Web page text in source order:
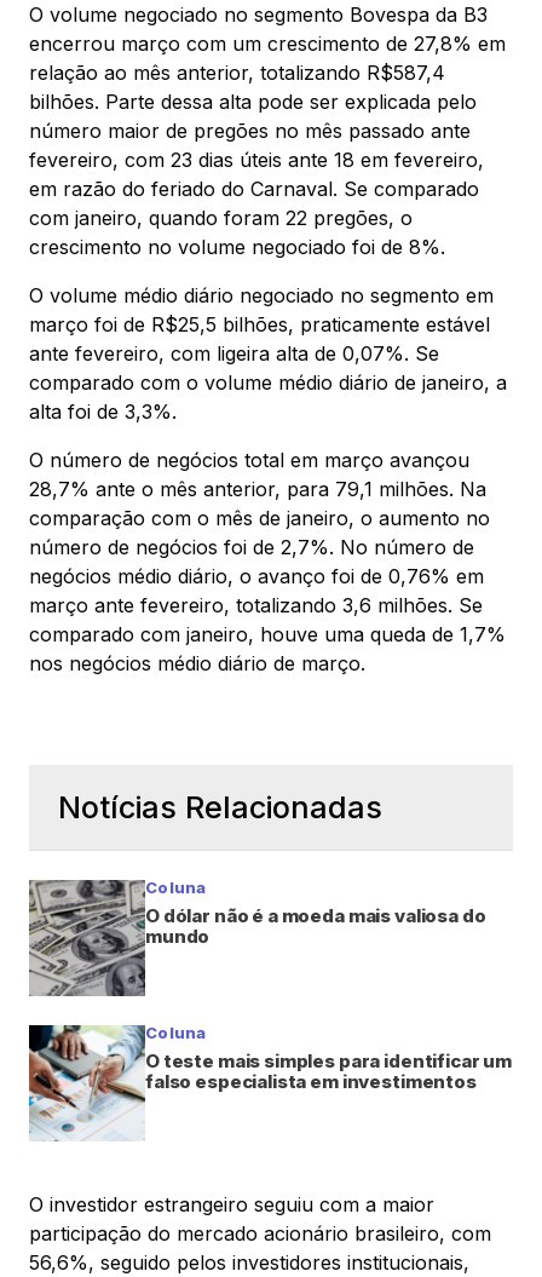
O volume negociado no segmento Bovespa da B3
encerrou março com um crescimento de 27,8% em
relação ao mês anterior, totalizando R$587,4
bilhões. Parte dessa alta pode ser explicada pelo
número maior de pregões no mês passado ante
fevereiro, com 23 dias úteis ante 18 em fevereiro,
em razão do feriado do Carnaval. Se comparado
com janeiro, quando foram 22 pregões, o
crescimento no volume negociado foi de 8%.
O volume médio diário negociado no segmento em
março foi de R$25,5 bilhões, praticamente estável
ante fevereiro, com ligeira alta de 0,07%. Se
comparado com o volume médio diário de janeiro, a
alta foi de 3,3%.
O número de negócios total em março avançou
28,7% ante o mês anterior, para 79,1 milhões. Na
comparação com o mês de janeiro, o aumento no
número de negócios foi de 2,7%. No número de
negócios médio diário, o avanço foi de 0,76% em
março ante fevereiro, totalizando 3,6 milhões. Se
comparado com janeiro, houve uma queda de 1,7%
nos negócios médio diário de março.
Notícias Relacionadas
Coluna
O dólar não é a moeda mais valiosa do
mundo
Coluna
O teste mais simples para identificar um
falso especialista em investimentos
O investidor estrangeiro seguiu com a maior
participação do mercado acionário brasileiro, com
56,6%, seguido pelos investidores institucionais,